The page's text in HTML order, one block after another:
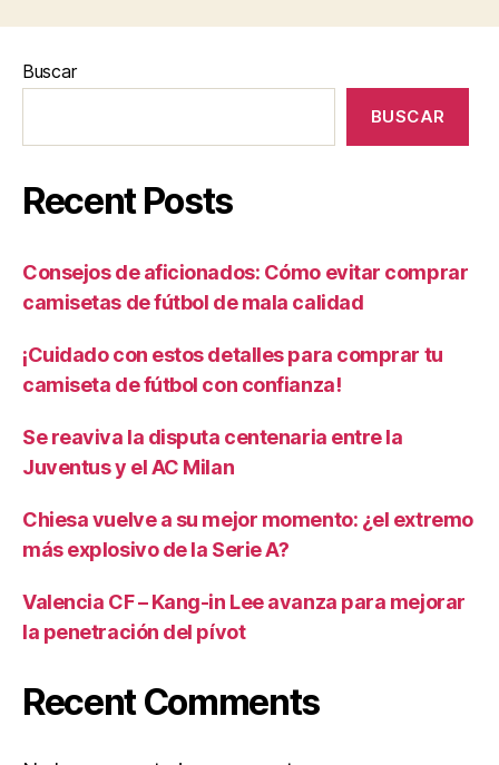
Buscar
BUSCAR
Recent Posts
Consejos de aficionados: Cómo evitar comprar
camisetas de fútbol de mala calidad
¡Cuidado con estos detalles para comprar tu
camiseta de fútbol con confianza!
Se reaviva la disputa centenaria entre la
Juventus y el AC Milan
Chiesa vuelve a su mejor momento: ¿el extremo
más explosivo de la Serie A?
Valencia CF – Kang-in Lee avanza para mejorar
la penetración del pívot
Recent Comments